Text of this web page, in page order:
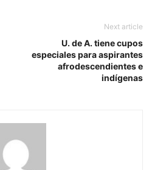
Next article
U. de A. tiene cupos
especiales para aspirantes
afrodescendientes e
indígenas